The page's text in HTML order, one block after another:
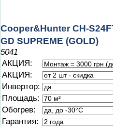
Cooper&Hunter CH-
GD SUPREME (GOLD)
5041
АКЦИЯ:
АКЦИЯ:
Инвертор:
Площадь:
Обогрев:
Гарантия: